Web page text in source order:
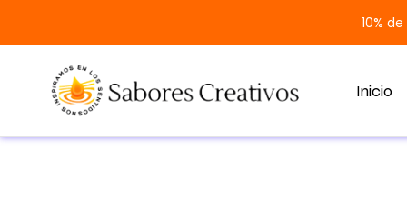
10%
Inicio